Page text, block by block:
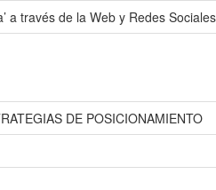
a través de la Web y Redes Sociales
DE POSICIONAMIENTO